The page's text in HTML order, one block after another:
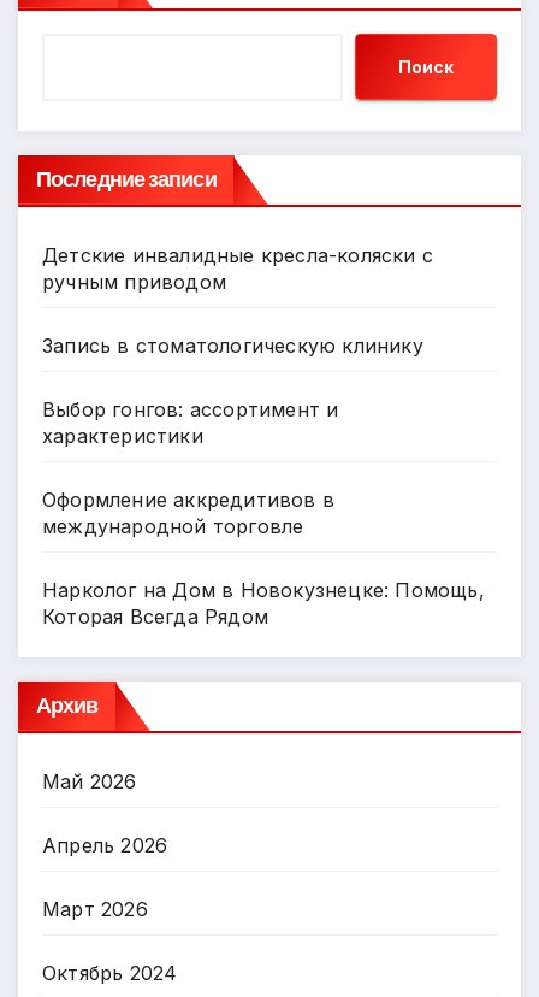
Поиск
Последние записи
Детские инвалидные кресла-коляски с
ручным приводом
Запись в стоматологическую клинику
Выбор гонгов: ассортимент и
характеристики
Оформление аккредитивов в
международной торговле
Нарколог на Дом в Новокузнецке: Помощь,
Которая Всегда Рядом
Архив
Май 2026
Апрель 2026
Март 2026
Октябрь 2024